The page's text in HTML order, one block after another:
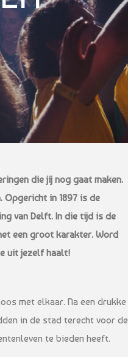
die jij nog gaat maken.
Opgericht in 1897 is de
van Delft. In die tijd is de
een groot karakter. Word
uit jezelf haalt!
met elkaar. Na een drukke
in de stad terecht voor de
te bieden heeft.